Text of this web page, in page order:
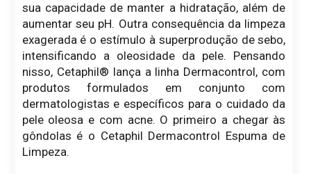
sua capacidade de manter a hidratação, além de
aumentar seu pH. Outra consequência da limpeza
exagerada é o estímulo à superprodução de sebo,
intensificando a oleosidade da pele. Pensando
nisso, Cetaphil® lança a linha Dermacontrol, com
produtos formulados em conjunto com
dermatologistas e específicos para o cuidado da
pele oleosa e com acne. O primeiro a chegar às
gôndolas é o Cetaphil Dermacontrol Espuma de
Limpeza.